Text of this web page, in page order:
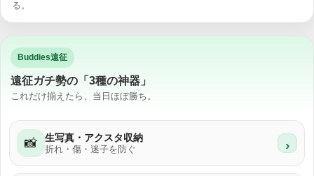
る。
Buddies遠征
遠征ガチ勢の「3種の神器」
これだけ揃えたら、当日ほぼ勝ち。
📸 生写真・アクスタ収納
折れ・傷・迷子を防ぐ ›